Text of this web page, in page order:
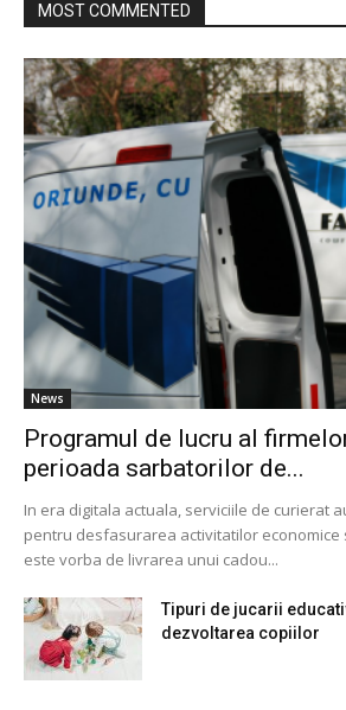
MOST COMMENTED
News
Programul de lucru al
perioada sarbatorilor de...
In era digitala actuala, serviciile de curierat
pentru desfasurarea activitatilor economice
este vorba de livrarea unui cadou...
Tipuri de jucarii
dezvoltarea copiilor